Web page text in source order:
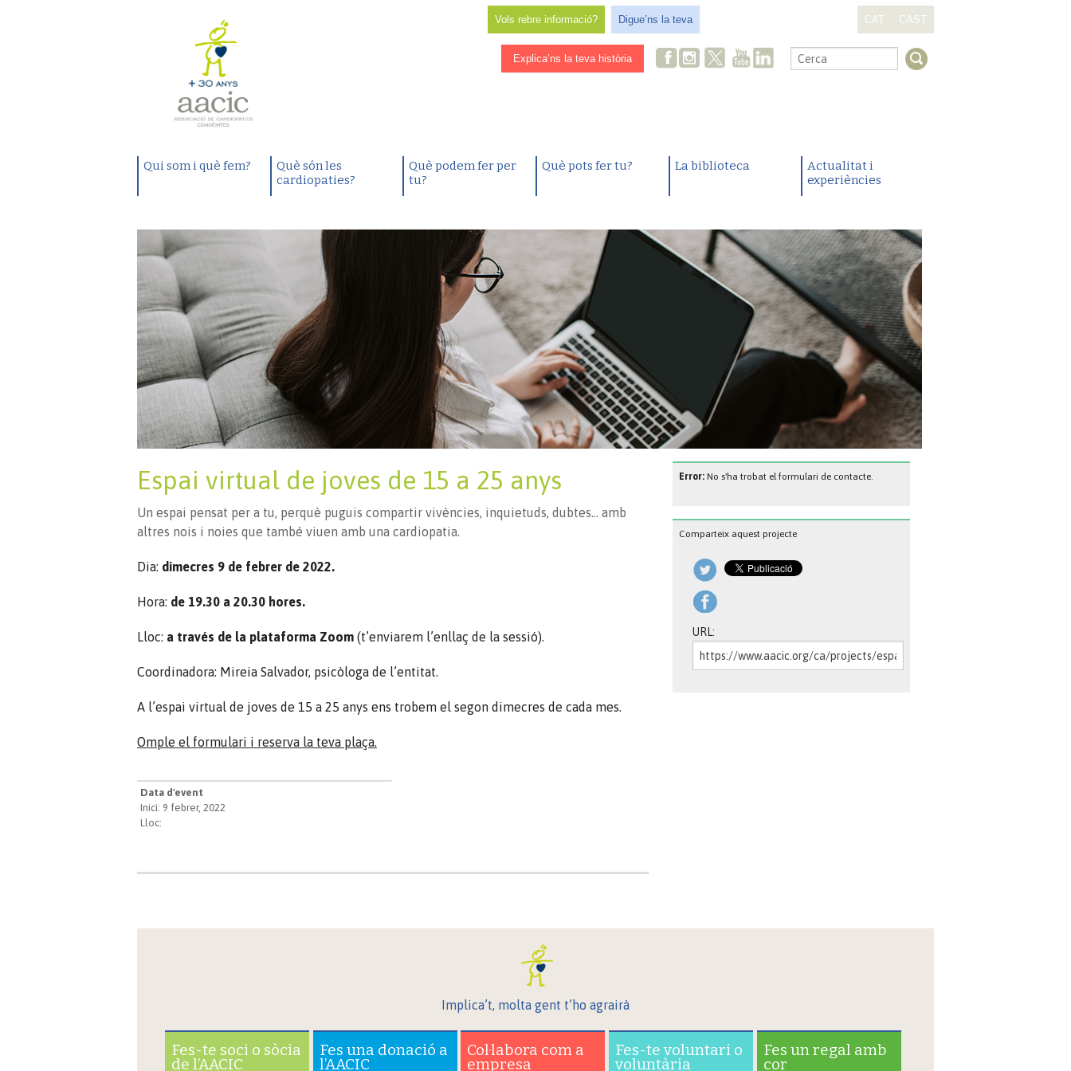
Vols rebre informació? Digue’ns la teva CAT CAST
Explica’ns la teva història .
Qui som i què fem?
Què són les
cardiopaties?
Què podem fer per
tu?
Què pots fer tu? La biblioteca
Actualitat i
experiències
Espai virtual de joves de 15 a 25 anys
Un espai pensat per a tu, perquè puguis compartir vivències, inquietuds, dubtes… amb
altres nois i noies que també viuen amb una cardiopatia.
Dia: dimecres 9 de febrer de 2022.
Hora: de 19.30 a 20.30 hores.
Lloc: a través de la plataforma Zoom (t’enviarem l’enllaç de la sessió).
Coordinadora: Mireia Salvador, psicòloga de l’entitat.
A l’espai virtual de joves de 15 a 25 anys ens trobem el segon dimecres de cada mes.
Omple el formulari i reserva la teva plaça.
Data d'event
Inici: 9 febrer, 2022
Lloc:
Error:No s'ha trobat el formulari de contacte.
Comparteix aquest projecte
URL:
Implica’t, molta gent t’ho agrairà
Fes-te soci o sòcia
de l’AACIC
Fes una donació a
l’AACIC
Col·labora com a
empresa
Fes-te voluntari o
voluntària
Fes un regal amb
cor